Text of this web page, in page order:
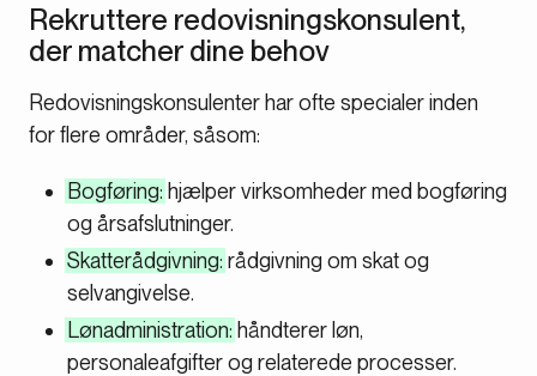
Rekruttere redovisningskonsulent,
der matcher dine behov
Redovisningskonsulenter har ofte specialer inden
for flere områder, såsom:
Bogføring: hjælper virksomheder med bogføring
og årsafslutninger.
Skatterådgivning: rådgivning om skat og
selvangivelse.
Lønadministration: håndterer løn,
personaleafgifter og relaterede processer.